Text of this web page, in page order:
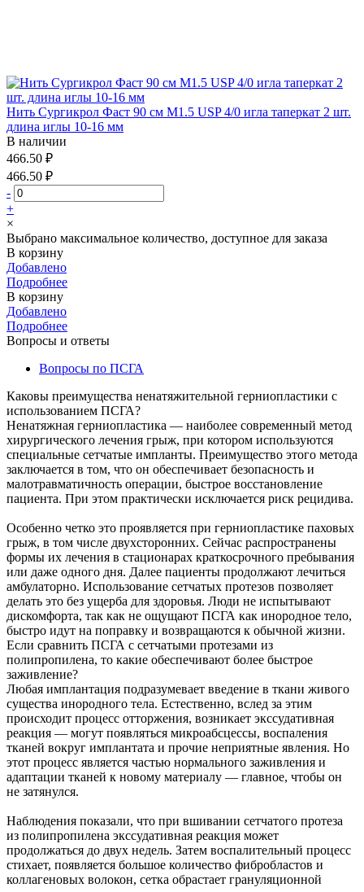
Нить Сургикрол Фаст 90 см М1.5 USP 4/0 игла таперкат 2 шт.
длина иглы 10-16 мм
В наличии
466.50 ₽
466.50 ₽
-
+
×
Выбрано максимальное количество, доступное для заказа
В корзину
Добавлено
Подробнее
В корзину
Добавлено
Подробнее
Вопросы и ответы
Вопросы по ПСГА
Каковы преимущества ненатяжительной герниопластики с
использованием ПСГА?
Ненатяжная герниопластика — наиболее современный метод
хирургического лечения грыж, при котором используются
специальные сетчатые импланты. Преимущество этого метода
заключается в том, что он обеспечивает безопасность и
малотравматичность операции, быстрое восстановление
пациента. При этом практически исключается риск рецидива.
Особенно четко это проявляется при герниопластике паховых
грыж, в том числе двухсторонних. Сейчас распространены
формы их лечения в стационарах краткосрочного пребывания
или даже одного дня. Далее пациенты продолжают лечиться
амбулаторно. Использование сетчатых протезов позволяет
делать это без ущерба для здоровья. Люди не испытывают
дискомфорта, так как не ощущают ПСГА как инородное тело,
быстро идут на поправку и возвращаются к обычной жизни.
Если сравнить ПСГА с сетчатыми протезами из
полипропилена, то какие обеспечивают более быстрое
заживление?
Любая имплантация подразумевает введение в ткани живого
существа инородного тела. Естественно, вслед за этим
происходит процесс отторжения, возникает экссудативная
реакция — могут появляться микроабсцессы, воспаления
тканей вокруг имплантата и прочие неприятные явления. Но
этот процесс является частью нормального заживления и
адаптации тканей к новому материалу — главное, чтобы он
не затянулся.
Наблюдения показали, что при вшивании сетчатого протеза
из полипропилена экссудативная реакция может
продолжаться до двух недель. Затем воспалительный процесс
стихает, появляется большое количество фибробластов и
коллагеновых волокон, сетка обрастает грануляционной